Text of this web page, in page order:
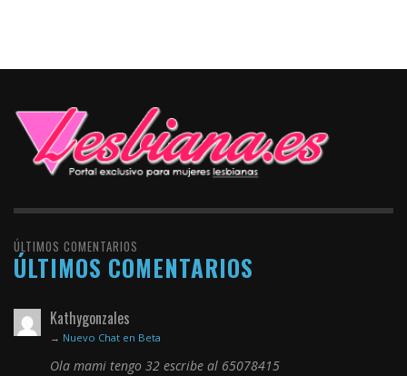
ÚLTIMOS COMENTARIOS
ÚLTIMOS COMENTARIOS
Kathygonzales
→ Nuevo Chat en Beta
Ola mami tengo 32 escribe al 65078415